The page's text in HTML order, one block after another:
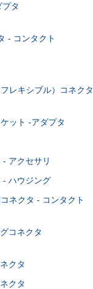
タ
- コンタクト
レキシブル）コネクタ
ット -アダプタ
アクセサリ
- ハウジング
ネクタ - コンタクト
コネクタ
クタ
クタ